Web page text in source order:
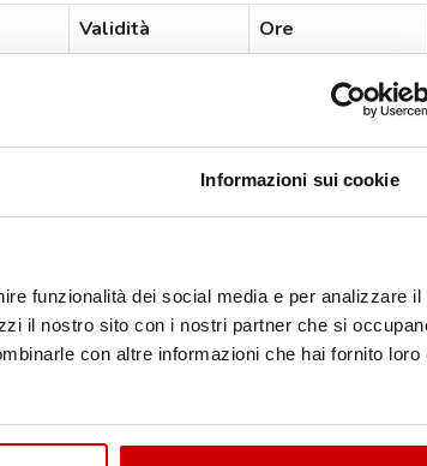
Informazioni sui cookie
funzionalità dei social media e per analizzare il
il nostro sito con i nostri partner che si
con altre informazioni che hai fornito loro
Validità
Ore
853/04; DGR del 28 dicembre 2010, n. 1112;
giunta regionale 21 luglio 2008, n. 559